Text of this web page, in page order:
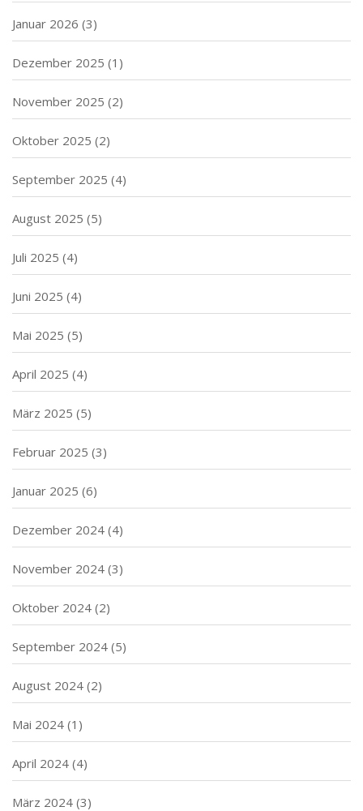
Januar 2026 (3)
Dezember 2025 (1)
November 2025 (2)
Oktober 2025 (2)
September 2025 (4)
August 2025 (5)
Juli 2025 (4)
Juni 2025 (4)
Mai 2025 (5)
April 2025 (4)
März 2025 (5)
Februar 2025 (3)
Januar 2025 (6)
Dezember 2024 (4)
November 2024 (3)
Oktober 2024 (2)
September 2024 (5)
August 2024 (2)
Mai 2024 (1)
April 2024 (4)
März 2024 (3)